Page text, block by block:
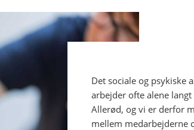
Det sociale og psykiske
arbejder ofte alene
Allerød, og vi er derfor
mellem medarbejderne